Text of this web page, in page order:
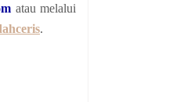
atau melalui
.